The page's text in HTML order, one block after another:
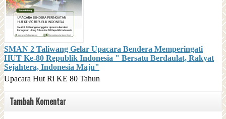
SMAN 2 Taliwang Gelar Upacara Bendera Memperingati
HUT Ke-80 Republik Indonesia " Bersatu Berdaulat, Rakyat
Sejahtera, Indonesia Maju"
Upacara Hut Ri KE 80 Tahun
Tambah Komentar